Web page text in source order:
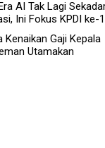
AI Tak Lagi
Ini Fokus KPDI ke-
Kenaikan Gaji Kepala
Utamakan